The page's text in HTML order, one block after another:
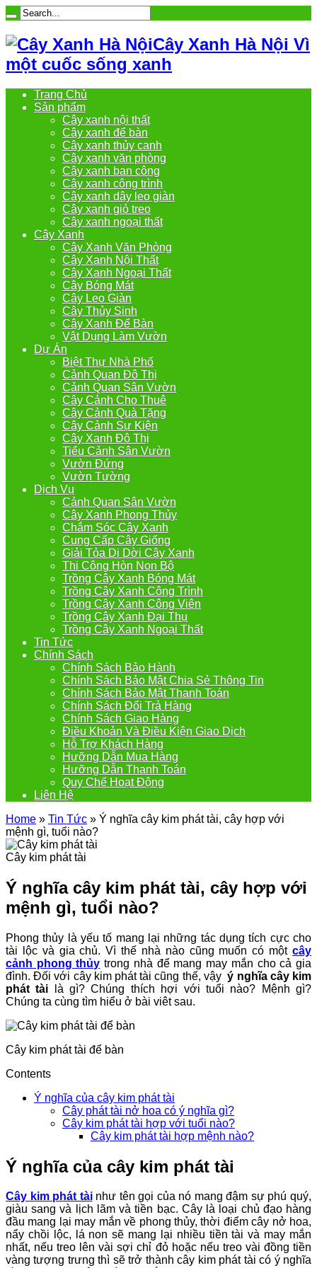
Cây Xanh Hà Nội Vì
một cuốc sống xanh
Trang Chủ
Sản phẩm
Cây xanh nội thất
Cây xanh để bàn
Cây xanh thủy canh
Cây xanh văn phòng
Cây xanh ban công
Cây xanh công trình
Cây xanh dây leo giàn
Cây xanh giỏ treo
Cây xanh ngoại thất
Cây Xanh
Cây Xanh Văn Phòng
Cây Xanh Nội Thất
Cây Xanh Ngoại Thất
Cây Bóng Mát
Cây Leo Giàn
Cây Thủy Sinh
Cây Xanh Để Bàn
Vật Dụng Làm Vườn
Dự Án
Biệt Thự Nhà Phố
Cảnh Quan Đô Thị
Cảnh Quan Sân Vườn
Cây Cảnh Cho Thuê
Cây Cảnh Quà Tặng
Cây Cảnh Sự Kiện
Cây Xanh Đô Thị
Tiểu Cảnh Sân Vườn
Vườn Đứng
Vườn Tường
Dịch Vụ
Cảnh Quan Sân Vườn
Cây Xanh Phong Thủy
Chắm Sóc Cây Xanh
Cung Cấp Cây Giống
Giải Tỏa Di Dời Cây Xanh
Thi Công Hòn Non Bộ
Trồng Cây Xanh Bóng Mát
Trồng Cây Xanh Công Trình
Trồng Cây Xanh Công Viên
Trồng Cây Xanh Đại Thụ
Trồng Cây Xanh Ngoại Thất
Tin Tức
Chính Sách
Chính Sách Bảo Hành
Chính Sách Bảo Mật Chia Sẻ Thông Tin
Chính Sách Bảo Mật Thanh Toán
Chính Sách Đổi Trả Hàng
Chính Sách Giao Hàng
Điều Khoản Và Điều Kiện Giao Dịch
Hỗ Trợ Khách Hàng
Hưỡng Dẫn Mua Hàng
Hưỡng Dẫn Thanh Toán
Quy Chế Hoạt Động
Liên Hệ
Home » Tin Tức » Ý nghĩa cây kim phát tài, cây hợp với
mệnh gì, tuổi nào?
Cây kim phát tài
Ý nghĩa cây kim phát tài, cây hợp với
mệnh gì, tuổi nào?
Phong thủy là yếu tố mang lại những tác dụng tích cực cho
tài lộc và gia chủ. Vì thế nhà nào cũng muốn có một cây
cảnh phong thủy trong nhà để mang may mắn cho cả gia
đình. Đối với cây kim phát tài cũng thế, vậyý nghĩa cây kim
phát tài là gì? Chúng thích hợi với tuổi nào? Mệnh gì?
Chúng ta cùng tìm hiểu ở bài viêt sau.
Cây kim phát tài để bàn
Contents
Ý nghĩa của cây kim phát tài
Cây phát tài nở hoa có ý nghĩa gì?
Cây kim phát tài hợp với tuổi nào?
Cây kim phát tài hợp mệnh nào?
Ý nghĩa của cây kim phát tài
Cây kim phát tàinhư tên gọi của nó mang đậm sự phú quý,
giàu sang và lịch lãm và tiền bạc. Cây là loại chủ đạo hàng
đầu mang lại may mắn về phong thủy, thời điểm cây nở hoa,
nẩy chồi lộc, lá non sẽ mang lại nhiều tiền tài và may mắn
nhất, nếu treo lên vài sợi chỉ đỏ hoặc nếu treo vài đồng tiền
vàng tượng trưng thì sẽ trở thành cây kim phát tài có ý nghĩa